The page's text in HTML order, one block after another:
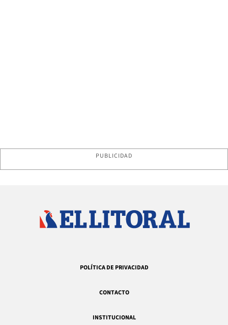
PUBLICIDAD
POLÍTICA DE PRIVACIDAD
CONTACTO
INSTITUCIONAL